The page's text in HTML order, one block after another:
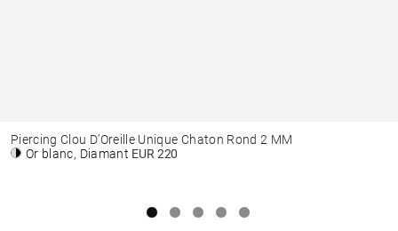
Piercing Clou D’Oreille Unique Chaton Rond 2 MM
Or blanc, Diamant EUR 220